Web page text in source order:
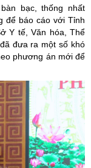
bạc, thống nhất
để báo cáo với Tỉnh
Y tế, Văn hóa, Thể
đưa ra một số khó
phương án mới để